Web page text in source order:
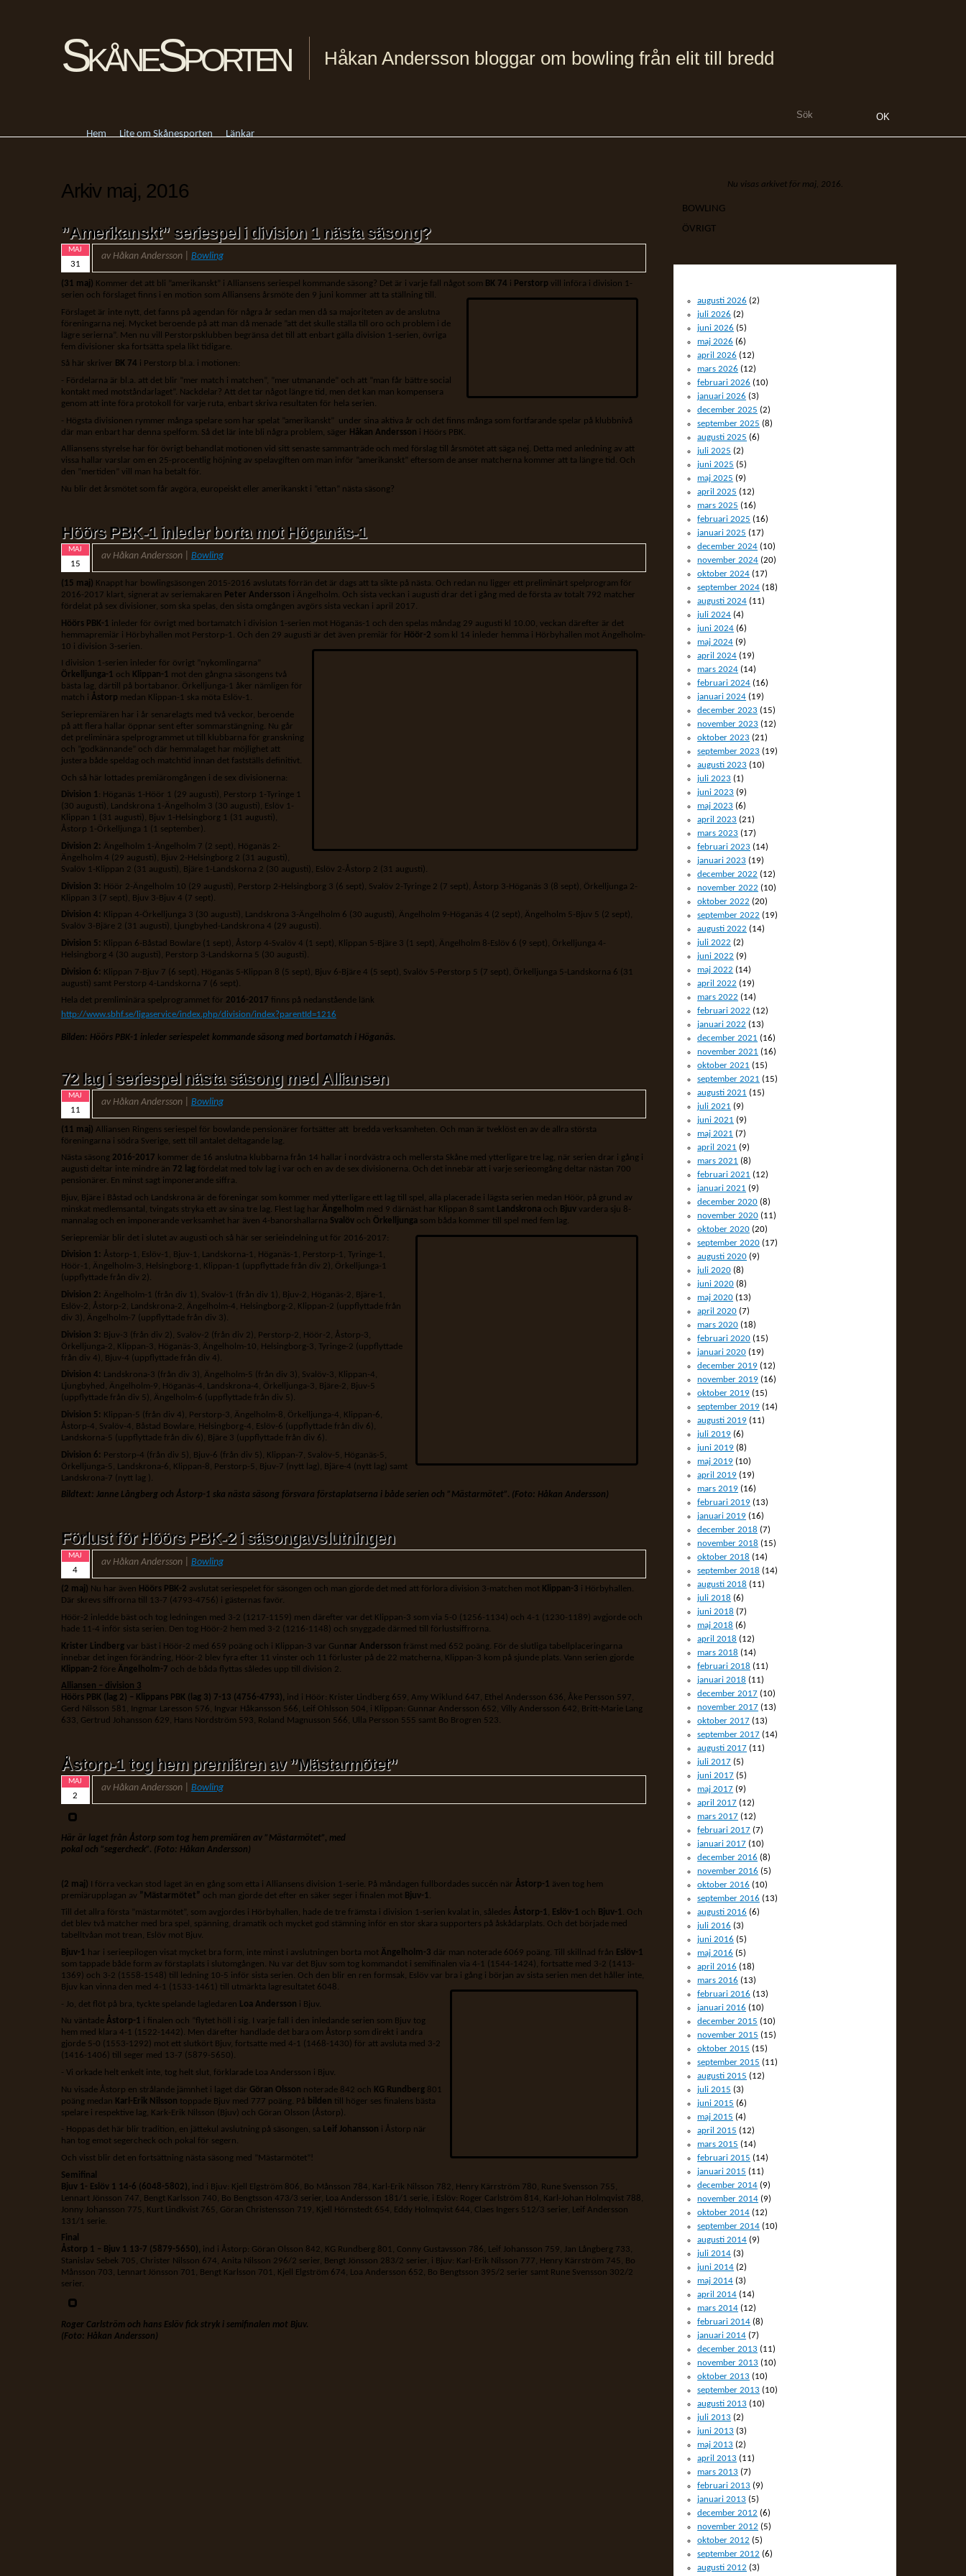
SkåneSporten Håkan Andersson bloggar om bowling från elit till bredd
Hem Lite om Skånesporten Länkar
Arkiv maj, 2016
”Amerikanskt” seriespel i division 1 nästa säsong?
MAJ
31
av Håkan Andersson | Bowling
(31 maj) Kommer det att bli ”amerikanskt” i Alliansens seriespel kommande säsong? Det är i varje fall något som BK 74 i Perstorp vill införa i division 1-
serien och förslaget finns i en motion som Alliansens årsmöte den 9 juni kommer att ta ställning till.
Förslaget är inte nytt, det fanns på agendan för några år sedan men då sa majoriteten av de anslutna
föreningarna nej. Mycket beroende på att man då menade ”att det skulle ställa till oro och problem i de
lägre serierna”. Men nu vill Perstorpsklubben begränsa det till att enbart gälla division 1-serien, övriga
fem divisioner ska fortsätta spela likt tidigare.
Så här skriver BK 74 i Perstorp bl.a. i motionen:
- Fördelarna är bl.a. att det blir ”mer match i matchen”, ”mer utmanande” och att ”man får bättre social
kontakt med motståndarlaget”. Nackdelar? Att det tar något längre tid, men det kan man kompensera
genom att inte föra protokoll för varje ruta, enbart skriva resultaten för hela serien.
- Högsta divisionen rymmer många spelare som har spelat ”amerikanskt” under sina aktiva år och det finns många som fortfarande spelar på klubbnivå
där man enbart har denna spelform. Så det lär inte bli några problem, säger Håkan Andersson i Höörs PBK.
Alliansens styrelse har för övrigt behandlat motionen vid sitt senaste sammanträde och med förslag till årsmötet att säga nej. Detta med anledning av att
vissa hallar varslar om en 25-procentlig höjning av spelavgiften om man inför ”amerikanskt” eftersom de anser matcherna kommer att ta längre tid. Och
den ”mertiden” vill man ha betalt för.
Nu blir det årsmötet som får avgöra, europeiskt eller amerikanskt i ”ettan” nästa säsong?
Höörs PBK-1 inleder borta mot Höganäs-1
MAJ
15
av Håkan Andersson | Bowling
(15 maj) Knappt har bowlingsäsongen 2015-2016 avslutats förrän det är dags att ta sikte på nästa. Och redan nu ligger ett preliminärt spelprogram för
2016-2017 klart, signerat av seriemakaren Peter Andersson i Ängelholm. Och sista veckan i augusti drar det i gång med de första av totalt 792 matcher
fördelat på sex divisioner, som ska spelas, den sista omgången avgörs sista veckan i april 2017.
Höörs PBK-1 inleder för övrigt med bortamatch i division 1-serien mot Höganäs-1 och den spelas måndag 29 augusti kl 10.00, veckan därefter är det
hemmapremiär i Hörbyhallen mot Perstorp-1. Och den 29 augusti är det även premiär för Höör-2 som kl 14 inleder hemma i Hörbyhallen mot Ängelholm-
10 i division 3-serien.
I division 1-serien inleder för övrigt ”nykomlingarna”
Örkelljunga-1 och Klippan-1 mot den gångna säsongens två
bästa lag, därtill på bortabanor. Örkelljunga-1 åker nämligen för
match i Åstorp medan Klippan-1 ska möta Eslöv-1.
Seriepremiären har i år senarelagts med två veckor, beroende
på att flera hallar öppnar sent efter sommarstängning. Nu går
det preliminära spelprogrammet ut till klubbarna för granskning
och ”godkännande” och där hemmalaget har möjlighet att
justera både speldag och matchtid innan det fastställs definitivt.
Och så här lottades premiäromgången i de sex divisionerna:
Division 1: Höganäs 1-Höör 1 (29 augusti), Perstorp 1-Tyringe 1
(30 augusti), Landskrona 1-Ängelholm 3 (30 augusti), Eslöv 1-
Klippan 1 (31 augusti), Bjuv 1-Helsingborg 1 (31 augusti),
Åstorp 1-Örkelljunga 1 (1 september).
Division 2: Ängelholm 1-Ängelholm 7 (2 sept), Höganäs 2-
Ängelholm 4 (29 augusti), Bjuv 2-Helsingborg 2 (31 augusti),
Svalöv 1-Klippan 2 (31 augusti), Bjäre 1-Landskorna 2 (30 augusti), Eslöv 2-Åstorp 2 (31 augusti).
Division 3: Höör 2-Ängelholm 10 (29 augusti), Perstorp 2-Helsingborg 3 (6 sept), Svalöv 2-Tyringe 2 (7 sept), Åstorp 3-Höganäs 3 (8 sept), Örkelljunga 2-
Klippan 3 (7 sept), Bjuv 3-Bjuv 4 (7 sept).
Division 4: Klippan 4-Örkelljunga 3 (30 augusti), Landskrona 3-Ängelholm 6 (30 augusti), Ängelholm 9-Höganäs 4 (2 sept), Ängelholm 5-Bjuv 5 (2 sept),
Svalöv 3-Bjäre 2 (31 augusti), Ljungbyhed-Landskrona 4 (29 augusti).
Division 5: Klippan 6-Båstad Bowlare (1 sept), Åstorp 4-Svalöv 4 (1 sept), Klippan 5-Bjäre 3 (1 sept), Ängelholm 8-Eslöv 6 (9 sept), Örkelljunga 4-
Helsingborg 4 (30 augusti), Perstorp 3-Landskorna 5 (30 augusti).
Division 6: Klippan 7-Bjuv 7 (6 sept), Höganäs 5-Klippan 8 (5 sept), Bjuv 6-Bjäre 4 (5 sept), Svalöv 5-Perstorp 5 (7 sept), Örkelljunga 5-Landskorna 6 (31
augusti) samt Perstorp 4-Landskorna 7 (6 sept).
Hela det premliminära spelprogrammet för 2016-2017 finns på nedanstående länk
http://www.sbhf.se/ligaservice/index.php/division/index?parentId=1216
Bilden: Höörs PBK-1 inleder seriespelet kommande säsong med bortamatch i Höganäs.
72 lag i seriespel nästa säsong med Alliansen
MAJ
11
av Håkan Andersson | Bowling
(11 maj) Alliansen Ringens seriespel för bowlande pensionärer fortsätter att bredda verksamheten. Och man är tveklöst en av de allra största
föreningarna i södra Sverige, sett till antalet deltagande lag.
Nästa säsong 2016-2017 kommer de 16 anslutna klubbarna från 14 hallar i nordvästra och mellersta Skåne med ytterligare tre lag, när serien drar i gång i
augusti deltar inte mindre än 72 lag fördelat med tolv lag i var och en av de sex divisionerna. Och det innebär att i varje serieomgång deltar nästan 700
pensionärer. En minst sagt imponerande siffra.
Bjuv, Bjäre i Båstad och Landskrona är de föreningar som kommer med ytterligare ett lag till spel, alla placerade i lägsta serien medan Höör, på grund av
minskat medlemsantal, tvingats stryka ett av sina tre lag. Flest lag har Ängelholm med 9 därnäst har Klippan 8 samtLandskrona och Bjuv vardera sju 8-
mannalag och en imponerande verksamhet har även 4-banorshallarna Svalöv och Örkelljunga som båda kommer till spel med fem lag.
Seriepremiär blir det i slutet av augusti och så här ser serieindelning ut för 2016-2017:
Division 1: Åstorp-1, Eslöv-1, Bjuv-1, Landskorna-1, Höganäs-1, Perstorp-1, Tyringe-1,
Höör-1, Ängelholm-3, Helsingborg-1, Klippan-1 (uppflyttade från div 2), Örkelljunga-1
(uppflyttade från div 2).
Division 2: Ängelholm-1 (från div 1), Svalöv-1 (från div 1), Bjuv-2, Höganäs-2, Bjäre-1,
Eslöv-2, Åstorp-2, Landskrona-2, Ängelholm-4, Helsingborg-2, Klippan-2 (uppflyttade från
div 3), Ängelholm-7 (uppflyttade från div 3).
Division 3: Bjuv-3 (från div 2), Svalöv-2 (från div 2), Perstorp-2, Höör-2, Åstorp-3,
Örkelljunga-2, Klippan-3, Höganäs-3, Ängelholm-10, Helsingborg-3, Tyringe-2 (uppflyttade
från div 4), Bjuv-4 (uppflyttade från div 4).
Division 4: Landskrona-3 (från div 3), Ängelholm-5 (från div 3), Svalöv-3, Klippan-4,
Ljungbyhed, Ängelholm-9, Höganäs-4, Landskrona-4, Örkelljunga-3, Bjäre-2, Bjuv-5
(uppflyttade från div 5), Ängelholm-6 (uppflyttade från div 5).
Division 5: Klippan-5 (från div 4), Perstorp-3, Ängelholm-8, Örkelljunga-4, Klippan-6,
Åstorp-4, Svalöv-4, Båstad Bowlare, Helsingborg-4, Eslöv-6 (uppflyttade från div 6),
Landskorna-5 (uppflyttade från div 6), Bjäre 3 (uppflyttade från div 6).
Division 6: Perstorp-4 (från div 5), Bjuv-6 (från div 5), Klippan-7, Svalöv-5, Höganäs-5,
Örkelljunga-5, Landskrona-6, Klippan-8, Perstorp-5, Bjuv-7 (nytt lag), Bjäre-4 (nytt lag) samt
Landskrona-7 (nytt lag ).
Bildtext: Janne Långberg och Åstorp-1 ska nästa säsong försvara förstaplatserna i både serien och ”Mästarmötet”. (Foto: Håkan Andersson)
Förlust för Höörs PBK-2 i säsongavslutningen
MAJ
4
av Håkan Andersson | Bowling
(2 maj) Nu har även Höörs PBK-2 avslutat seriespelet för säsongen och man gjorde det med att förlora division 3-matchen mot Klippan-3 i Hörbyhallen.
Där skrevs siffrorna till 13-7 (4793-4756) i gästernas favör.
Höör-2 inledde bäst och tog ledningen med 3-2 (1217-1159) men därefter var det Klippan-3 som via 5-0 (1256-1134) och 4-1 (1230-1189) avgjorde och
hade 11-4 inför sista serien. Den tog Höör-2 hem med 3-2 (1216-1148) och snyggade därmed till förlustsiffrorna.
Krister Lindberg var bäst i Höör-2 med 659 poäng och i Klippan-3 var Gunnar Andersson främst med 652 poäng. För de slutliga tabellplaceringarna
innebar det ingen förändring, Höör-2 blev fyra efter 11 vinster och 11 förluster på de 22 matcherna, Klippan-3 kom på sjunde plats. Vann serien gjorde
Klippan-2 före Ängelholm-7 och de båda flyttas således upp till division 2.
Alliansen – division 3
Höörs PBK (lag 2) – Klippans PBK (lag 3) 7-13 (4756-4793), ind i Höör: Krister Lindberg 659, Amy Wiklund 647, Ethel Andersson 636, Åke Persson 597,
Gerd Nilsson 581, Ingmar Laresson 576, Ingvar Håkansson 566, Leif Ohlsson 504, i Klippan: Gunnar Andersson 652, Villy Andersson 642, Britt-Marie Lang
633, Gertrud Johansson 629, Hans Nordström 593, Roland Magnusson 566, Ulla Persson 555 samt Bo Brogren 523.
Åstorp-1 tog hem premiären av ”Mästarmötet”
MAJ
2
av Håkan Andersson | Bowling
Här är laget från Åstorp som tog hem premiären av ”Mästarmötet”, med
pokal och ”segercheck”. (Foto: Håkan Andersson)
(2 maj) I förra veckan stod laget än en gång som etta i Alliansens division 1-serie. På måndagen fullbordades succén när Åstorp-1
även tog hem
premiärupplagan av ”Mästarmötet” och man gjorde det efter en säker seger i finalen mot Bjuv-1
Till det allra första ”mästarmötet”, som avgjordes i Hörbyhallen, hade de tre främsta i division 1-serien kvalat in, således Åstorp-1, Eslöv-1 och Bjuv-1. Och
det blev två matcher med bra spel, spänning, dramatik och mycket god stämning inför en stor skara supporters på åskådarplats. Och det började med
tabelltvåan mot trean, Eslöv mot Bjuv.
Bjuv-1 har i serieepilogen visat mycket bra form, inte minst i avslutningen borta mot Ängelholm-3 där man noterade 6069 poäng. Till skillnad från Eslöv-1
som tappade både form av förstaplats i slutomgången. Nu var det Bjuv som tog kommandot i semifinalen via 4-1 (1544-1424), fortsatte med 3-2 (1413-
1369) och 3-2 (1558-1548) till ledning 10-5 inför sista serien. Och den blir en ren formsak, Eslöv var bra i gång i början av sista serien men det håller inte,
Bjuv kan vinna den med 4-1 (1533-1461) till utmärkta lagresultatet 6048.
- Jo, det flöt på bra, tyckte spelande lagledaren
Loa Andersson i Bjuv.
Nu väntade Åstorp-1 i finalen och ”flytet höll i sig. I varje fall i den inledande serien som Bjuv tog
hem med klara 4-1 (1522-1442). Men därefter handlade det bara om Åstorp som direkt i andra
gjorde 5-0 (1553-1292) mot ett slutkört Bjuv, fortsatte med 4-1 (1468-1430) för att avsluta med 3-2
(1416-1406) till seger med 13-7 (5879-5650).
- Vi orkade helt enkelt inte, tog helt slut, förklarade Loa Andersson i Bjuv.
Nu visade Åstorp en strålande jämnhet i laget där Göran Olsson noterade 842 och KG Rundberg 801
poäng medan Karl-Erik Nilsson toppade Bjuv med 777 poäng. På bilden till höger ses finalens bästa
spelare i respektive lag, Kark-Erik Nilsson (Bjuv) och Göran Olsson (Åstorp).
- Hoppas det här blir tradition, en jättekul avslutning på säsongen, sa Leif Johansson i Åstorp när
han tog emot segercheck och pokal för segern.
Och visst blir det en fortsättning nästa säsong med ”Mästarmötet”!
Semifinal
Bjuv 1- Eslöv 1 14-6 (6048-5802),
ind i Bjuv: Kjell Elgström 806, Bo Månsson 784, Karl-Erik Nilsson 782, Henry Kärrström 780, Rune Svensson 755,
Lennart Jönsson 747, Bengt Karlsson 740, Bo Bengtsson 473/3 serier, Loa Andersson 181/1 serie, i Eslöv: Roger Carlström 814, Karl-Johan Holmqvist 788,
Jonny Johansson 775, Kurt Lindkvist 765, Göran Christensson 719, Kjell Hörnstedt 654, Eddy Holmqvist 644, Claes Ingers 512/3 serier, Leif Andersson
131/1 serie.
Final
Åstorp 1 – Bjuv 1 13-7 (5879-5650), ind i Åstorp: Göran Olsson 842, KG Rundberg 801, Conny Gustavsson 786, Leif Johansson 759, Jan Långberg 733,
Stanislav Sebek 705, Christer Nilsson 674, Anita Nilsson 296/2 serier, Bengt Jönsson 283/2 serier, i Bjuv: Karl-Erik Nilsson 777, Henry Kärrström 745, Bo
Månsson 703, Lennart Jönsson 701, Bengt Karlsson 701, Kjell Elgström 674, Loa Andersson 652, Bo Bengtsson 395/2 serier samt Rune Svensson 302/2
serier.
Roger Carlström och hans Eslöv fick stryk i semifinalen mot Bjuv.
(Foto: Håkan Andersson)
Nu visas arkivet för maj, 2016.
BOWLING
ÖVRIGT
augusti 2026 (2)
juli 2026 (2)
juni 2026 (5)
maj 2026 (6)
april 2026 (12)
mars 2026 (12)
februari 2026 (10)
januari 2026 (3)
december 2025 (2)
september 2025 (8)
augusti 2025 (6)
juli 2025 (2)
juni 2025 (5)
maj 2025 (9)
april 2025 (12)
mars 2025 (16)
februari 2025 (16)
januari 2025 (17)
december 2024 (10)
november 2024 (20)
oktober 2024 (17)
september 2024 (18)
augusti 2024 (11)
juli 2024 (4)
juni 2024 (6)
maj 2024 (9)
april 2024 (19)
mars 2024 (14)
februari 2024 (16)
januari 2024 (19)
december 2023 (15)
november 2023 (12)
oktober 2023 (21)
september 2023 (19)
augusti 2023 (10)
juli 2023 (1)
juni 2023 (9)
maj 2023 (6)
april 2023 (21)
mars 2023 (17)
februari 2023 (14)
januari 2023 (19)
december 2022 (12)
november 2022 (10)
oktober 2022 (20)
september 2022 (19)
augusti 2022 (14)
juli 2022 (2)
juni 2022 (9)
maj 2022 (14)
april 2022 (19)
mars 2022 (14)
februari 2022 (12)
januari 2022 (13)
december 2021 (16)
november 2021 (16)
oktober 2021 (15)
september 2021 (15)
augusti 2021 (15)
juli 2021 (9)
juni 2021 (9)
maj 2021 (7)
april 2021 (9)
mars 2021 (8)
februari 2021 (12)
januari 2021 (9)
december 2020 (8)
november 2020 (11)
oktober 2020 (20)
september 2020 (17)
augusti 2020 (9)
juli 2020 (8)
juni 2020 (8)
maj 2020 (13)
april 2020 (7)
mars 2020 (18)
februari 2020 (15)
januari 2020 (19)
december 2019 (12)
november 2019 (16)
oktober 2019 (15)
september 2019 (14)
augusti 2019 (11)
juli 2019 (6)
juni 2019 (8)
maj 2019 (10)
april 2019 (19)
mars 2019 (16)
februari 2019 (13)
januari 2019 (16)
december 2018 (7)
november 2018 (15)
oktober 2018 (14)
september 2018 (14)
augusti 2018 (11)
juli 2018 (6)
juni 2018 (7)
maj 2018 (6)
april 2018 (12)
mars 2018 (14)
februari 2018 (11)
januari 2018 (11)
december 2017 (10)
november 2017 (13)
oktober 2017 (13)
september 2017 (14)
augusti 2017 (11)
juli 2017 (5)
juni 2017 (5)
maj 2017 (9)
april 2017 (12)
mars 2017 (12)
februari 2017 (7)
januari 2017 (10)
december 2016 (8)
november 2016 (5)
oktober 2016 (10)
september 2016 (13)
augusti 2016 (6)
juli 2016 (3)
juni 2016 (5)
maj 2016 (5)
april 2016 (18)
mars 2016 (13)
februari 2016 (13)
januari 2016 (10)
december 2015 (10)
november 2015 (15)
oktober 2015 (15)
september 2015 (11)
augusti 2015 (12)
juli 2015 (3)
juni 2015 (6)
maj 2015 (4)
april 2015 (12)
mars 2015 (14)
februari 2015 (14)
januari 2015 (11)
december 2014 (9)
november 2014 (9)
oktober 2014 (12)
september 2014 (10)
augusti 2014 (9)
juli 2014 (3)
juni 2014 (2)
maj 2014 (3)
april 2014 (14)
mars 2014 (12)
februari 2014 (8)
januari 2014 (7)
december 2013 (11)
november 2013 (10)
oktober 2013 (10)
september 2013 (10)
augusti 2013 (10)
juli 2013 (2)
juni 2013 (3)
maj 2013 (2)
april 2013 (11)
mars 2013 (7)
februari 2013 (9)
januari 2013 (5)
december 2012 (6)
november 2012 (5)
oktober 2012 (5)
september 2012 (6)
augusti 2012 (3)